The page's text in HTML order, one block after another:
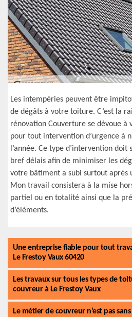
Les intempéries peuvent être
de dégâts à votre toiture. C’est la
rénovation Couverture se dévoue à
pour tout intervention d’urgence à
l’année. Ce type d’intervention doit
bref délais afin de minimiser les
votre bâtiment a subi surtout après
Mon travail consistera à la mise
partiel ou en totalité ainsi que la
d’éléments.
Une entreprise fiable pour tout
Le Frestoy Vaux 60420
Les travaux sur tous les types de
couvreur à Le Frestoy Vaux
Le métier de couvreur n’est pas